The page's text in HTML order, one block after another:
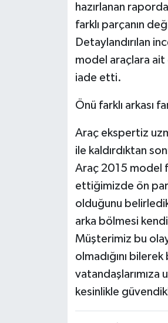
hazırlanan
farklı parçanın
Detaylandırılan
model araçlara ait
iade etti.
Önü farklı arkası
Araç ekspertiz
ile kaldırdıktan
Araç 2015 model
ettiğimizde ön
olduğunu
arka bölmesi
Müşterimiz bu
olmadığını
vatandaşlarımıza
kesinlikle